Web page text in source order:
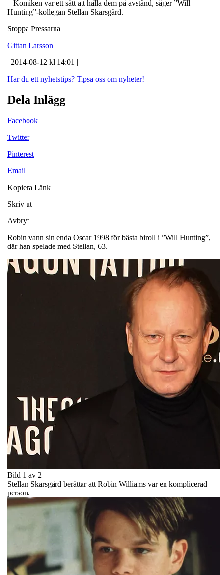
– Komiken var ett sätt att hålla dem på avstånd, säger ”Will
Hunting”-kollegan Stellan Skarsgård.
Stoppa Pressarna
Gittan Larsson
| 2014-08-12 kl 14:01 |
Har du ett nyhetstips? Tipsa oss om nyheter!
Dela Inlägg
Facebook
Twitter
Pinterest
Email
Kopiera Länk
Skriv ut
Avbryt
Robin vann sin enda Oscar 1998 för bästa biroll i ”Will Hunting”,
där han spelade med Stellan, 63.
Bild 1 av 2
Stellan Skarsgård berättar att Robin Williams var en komplicerad
person.